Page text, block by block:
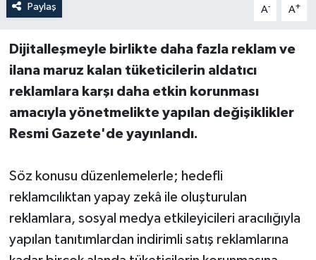
Paylaş A- A+
Dijitalleşmeyle birlikte daha fazla reklam ve
ilana maruz kalan tüketicilerin aldatıcı
reklamlara karşı daha etkin korunması
amacıyla yönetmelikte yapılan değişiklikler
Resmi Gazete'de yayınlandı.
Söz konusu düzenlemelerle; hedefli
reklamcılıktan yapay zekâ ile oluşturulan
reklamlara, sosyal medya etkileyicileri aracılığıyla
yapılan tanıtımlardan indirimli satış reklamlarına